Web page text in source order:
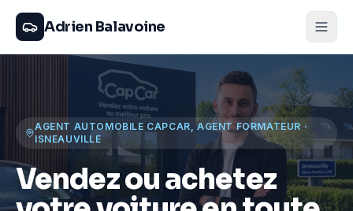
Adrien Balavoine
AGENT AUTOMOBILE CAPCAR, AGENT FORMATEUR ·
ISNEAUVILLE
Vendez ou achetez